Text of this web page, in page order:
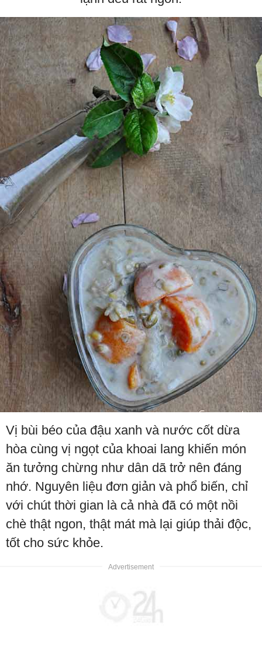
Vị bùi béo của đậu xanh và nước cốt dừa
hòa cùng vị ngọt của khoai lang khiến món
ăn tưởng chừng như dân dã trở nên đáng
nhớ. Nguyên liệu đơn giản và phổ biến, chỉ
với chút thời gian là cả nhà đã có một nồi
chè thật ngon, thật mát mà lại giúp thải độc,
tốt cho sức khỏe.